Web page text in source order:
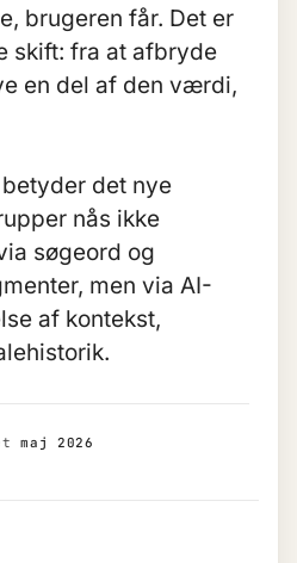
brugeren får. Det er
skift: fra at afbryde
en del af den værdi,
det nye
nås ikke
søgeord og
men via AI-
af kontekst,
maj 2026